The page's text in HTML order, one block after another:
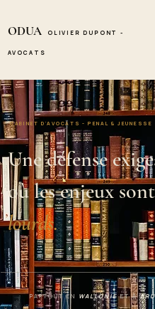
ODUA OLIVIER DUPONT -
AVOCATS
CABINET D'AVOCATS - PENAL &
Une défense
où les enjeux sont
lourds.
PARTOUT EN WALLONIEET A